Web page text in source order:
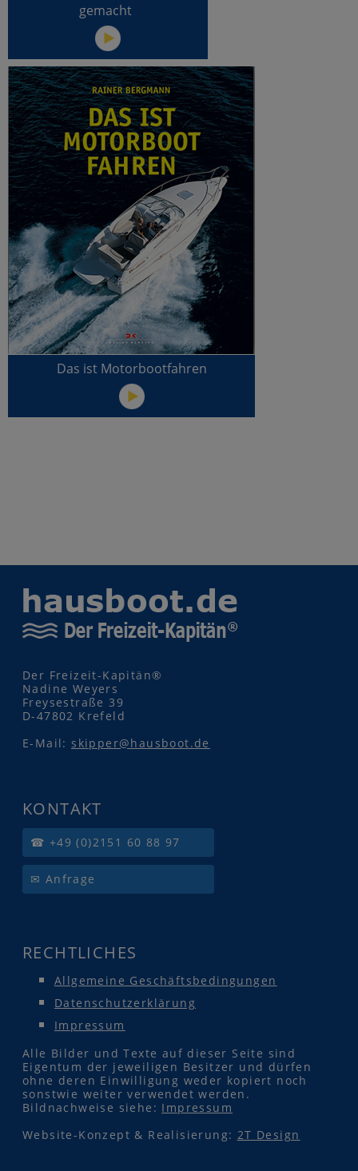
gemacht
Das ist Motorbootfahren
Der Freizeit-Kapitän®
Nadine Weyers
Freysestraße 39
D-47802 Krefeld
E-Mail: skipper@hausboot.de
KONTAKT
☎ +49 (0)2151 60 88 97
✉ Anfrage
RECHTLICHES
Allgemeine Geschäftsbedingungen
Datenschutzerklärung
Impressum
Alle Bilder und Texte auf dieser Seite sind
Eigentum der jeweiligen Besitzer und dürfen
ohne deren Einwilligung weder kopiert noch
sonstwie weiter verwendet werden.
Bildnachweise siehe: Impressum
Website-Konzept & Realisierung: 2T Design